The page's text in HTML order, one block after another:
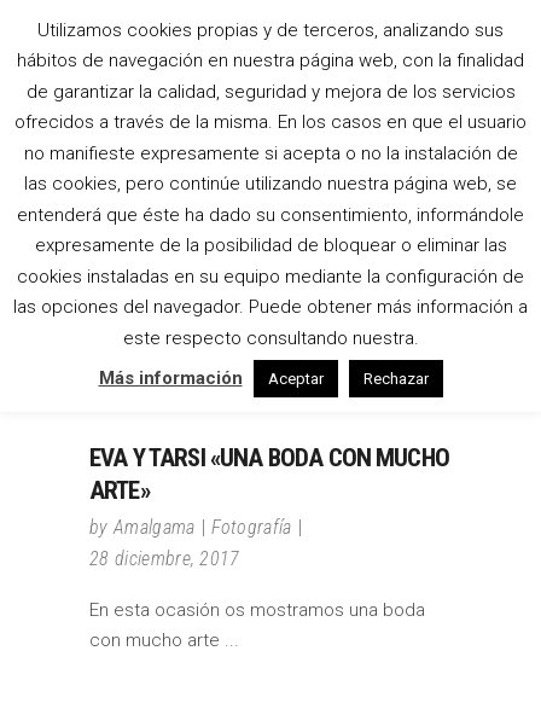
PALOMA CRUZ TAG
EVA Y TARSI «UNA BODA CON MUCHO
ARTE»
by Amalgama
Fotografía
28 diciembre, 2017
En esta ocasión os mostramos una boda
con mucho arte
Utilizamos cookies propias y de terceros, analizando sus
hábitos de navegación en nuestra página web, con la finalidad
de garantizar la calidad, seguridad y mejora de los servicios
ofrecidos a través de la misma. En los casos en que el usuario
no manifieste expresamente si acepta o no la instalación de
las cookies, pero continúe utilizando nuestra página web, se
entenderá que éste ha dado su consentimiento, informándole
expresamente de la posibilidad de bloquear o eliminar las
cookies instaladas en su equipo mediante la configuración de
las opciones del navegador. Puede obtener más información a
este respecto consultando nuestra.
Más información
Aceptar Rechazar